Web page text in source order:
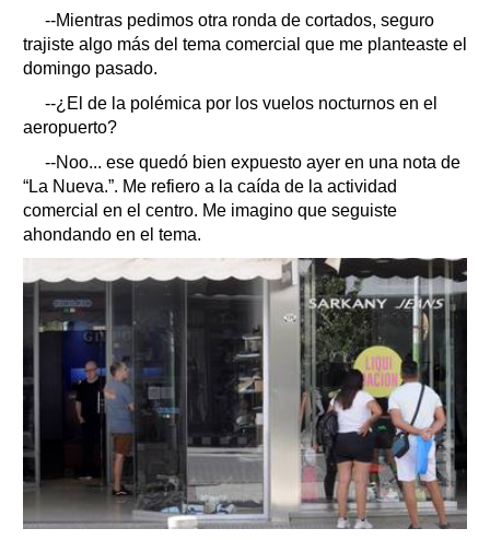
--Mientras pedimos otra ronda de cortados, seguro
trajiste algo más del tema comercial que me planteaste el
domingo pasado.
--¿El de la polémica por los vuelos nocturnos en el
aeropuerto?
--Noo... ese quedó bien expuesto ayer en una nota de
“La Nueva.”. Me refiero a la caída de la actividad
comercial en el centro. Me imagino que seguiste
ahondando en el tema.